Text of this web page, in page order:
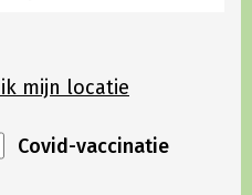
mijn locatie
Covid-vaccinatie